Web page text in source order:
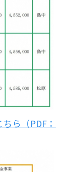
ら（PDF：